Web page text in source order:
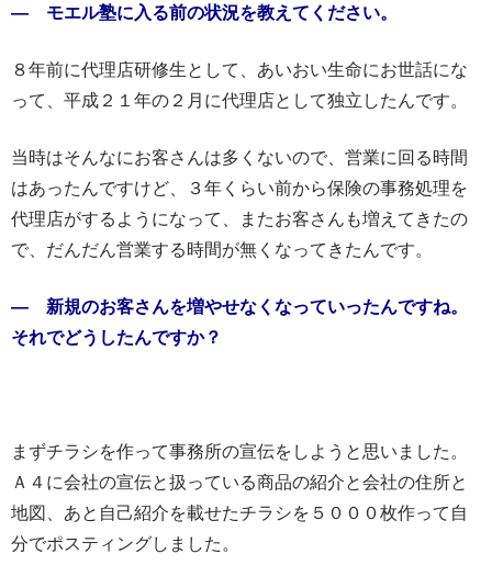
― モエル塾に入る前の状況を教えてください。
８年前に代理店研修生として、あいおい生命にお世話にな
って、平成２１年の２月に代理店として独立したんです。
当時はそんなにお客さんは多くないので、営業に回る時間
はあったんですけど、３年くらい前から保険の事務処理を
代理店がするようになって、またお客さんも増えてきたの
で、だんだん営業する時間が無くなってきたんです。
― 新規のお客さんを増やせなくなっていったんですね。
それでどうしたんですか？
まずチラシを作って事務所の宣伝をしようと思いました。
Ａ４に会社の宣伝と扱っている商品の紹介と会社の住所と
地図、あと自己紹介を載せたチラシを５０００枚作って自
分でポスティングしました。